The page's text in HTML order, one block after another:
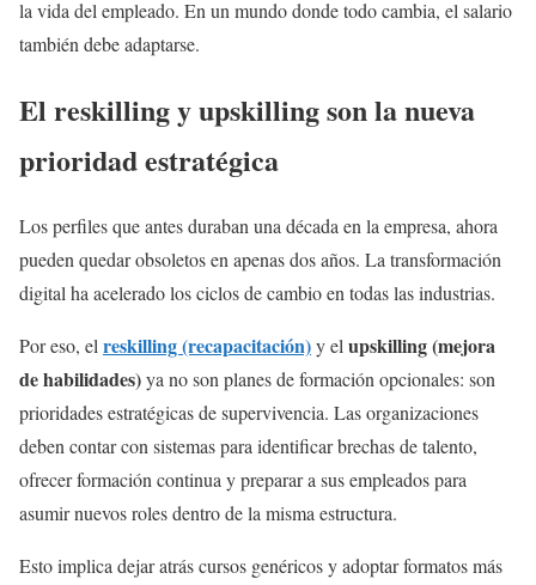
la vida del empleado. En un mundo donde todo cambia, el salario
también debe adaptarse.
El reskilling y upskillingson la nueva
prioridad estratégica
Los perfiles que antes duraban una década en la empresa, ahora
pueden quedar obsoletos en apenas dos años. La transformación
digital ha acelerado los ciclos de cambio en todas las industrias.
Por eso, el reskilling (recapacitación)y el upskilling (mejora
de habilidades)ya no son planes de formación opcionales: son
prioridades estratégicas de supervivencia. Las organizaciones
deben contar con sistemas para identificar brechas de talento,
ofrecer formación continua y preparar a sus empleados para
asumir nuevos roles dentro de la misma estructura.
Esto implica dejar atrás cursos genéricos y adoptar formatos más